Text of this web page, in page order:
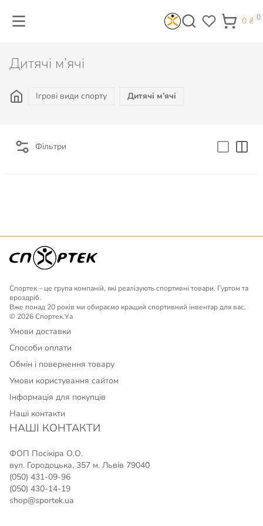
0 ₴ 0
Дитячі м’ячі
Ігрові види спорту Дитячі м’ячі
Фільтри
Спортек – це група компаній, які реалізують спортивні товари. Гуртом та
вроздріб.
Вже понад 20 років ми обираємо кращий спортивний інвентар для вас.
© 2026 Спортек.Уа
Умови доставки
Способи оплати
Обмін і повернення товару
Умови користування сайтом
Інформація для покупців
Наші контакти
НАШІ КОНТАКТИ
ФОП Посікіра О.О.
вул. Городоцька, 357 м. Львів 79040
(050) 431-09-96
(050) 430-14-19
shop@sportek.ua